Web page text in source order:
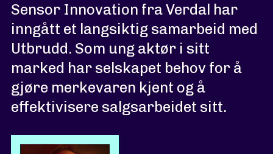
Sensor Innovation fra Verdal har
inngått et langsiktig samarbeid med
Utbrudd. Som ung aktør i sitt
marked har selskapet behov for å
gjøre merkevaren kjent og å
effektivisere salgsarbeidet sitt.